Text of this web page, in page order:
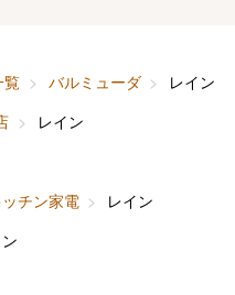
覧 バルミューダ
レイン
レイン
チン家電
レイン
ン
テリア
ッズ
い
い
し
日